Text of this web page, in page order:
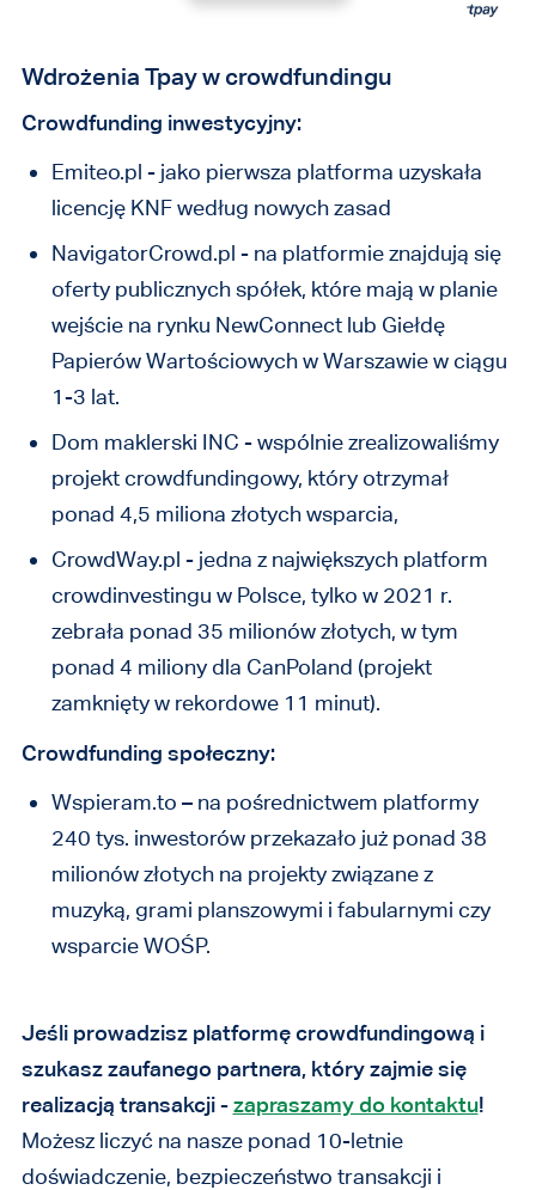
Wdrożenia Tpay w crowdfundingu
Crowdfunding inwestycyjny:
Emiteo.pl - jako pierwsza platforma uzyskała
licencję KNF według nowych zasad
NavigatorCrowd.pl - na platformie znajdują się
oferty publicznych spółek, które mają w planie
wejście na rynku NewConnect lub Giełdę
Papierów Wartościowych w Warszawie w ciągu
1-3 lat.
Dom maklerski INC - wspólnie zrealizowaliśmy
projekt crowdfundingowy, który otrzymał
ponad 4,5 miliona złotych wsparcia,
CrowdWay.pl - jedna z największych platform
crowdinvestingu w Polsce, tylko w 2021 r.
zebrała ponad 35 milionów złotych, w tym
ponad 4 miliony dla CanPoland (projekt
zamknięty w rekordowe 11 minut).
Crowdfunding społeczny:
Wspieram.to – na pośrednictwem platformy
240 tys. inwestorów przekazało już ponad 38
milionów złotych na projekty związane z
muzyką, grami planszowymi i fabularnymi czy
wsparcie WOŚP.
Jeśli prowadzisz platformę crowdfundingową i
szukasz zaufanego partnera, który zajmie się
realizacją transakcji -zapraszamy do kontaktu!
Możesz liczyć na nasze ponad 10-letnie
doświadczenie, bezpieczeństwo transakcji i